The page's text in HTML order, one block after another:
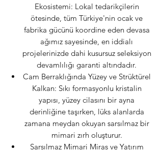
Ekosistemi: Lokal tedarikçilerin
ötesinde, tüm Türkiye'nin ocak ve
fabrika gücünü koordine eden devasa
ağımız sayesinde, en iddialı
projelerinizde dahi kusursuz seleksiyon
devamlılığı garanti altındadır.
Cam Berraklığında Yüzey ve Strüktürel
Kalkan: Sıkı formasyonlu kristalin
yapısı, yüzey cilasını bir ayna
derinliğine taşırken, lüks alanlarda
zamana meydan okuyan sarsılmaz bir
mimari zırh oluşturur.
Sarsılmaz Mimari Miras ve Yatırım